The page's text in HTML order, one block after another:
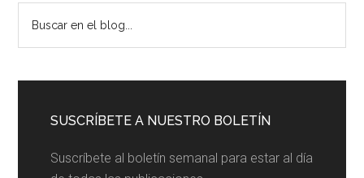
Barra
lateral
principal
SUSCRÍBETE A NUESTRO BOLETÍN
Suscríbete al boletín semanal para estar al día